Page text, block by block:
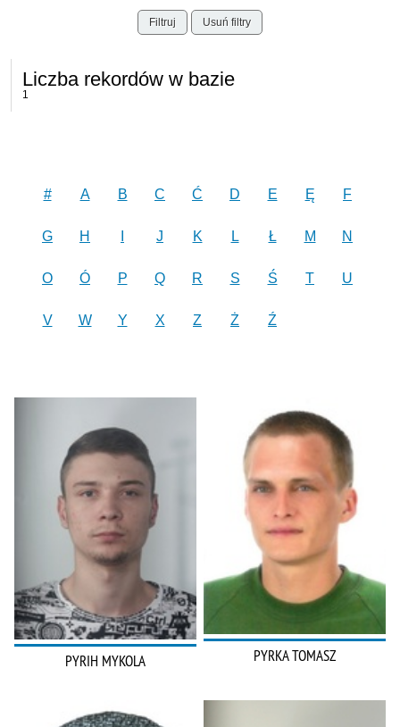
Filtruj Usuń filtry
Liczba rekordów w bazie
1
# A B C Ć D E Ę F
G H J K L Ł M N
O Ó P Q R S Ś T U
V W Y X Z Ż Ź
PYRIH MYKOLA PYRKA TOMASZ